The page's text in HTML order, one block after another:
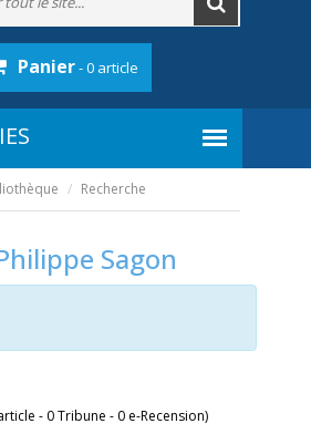
Panier- 0 article
Recherche
Sagon
- 0 Tribune - 0 e-Recension)